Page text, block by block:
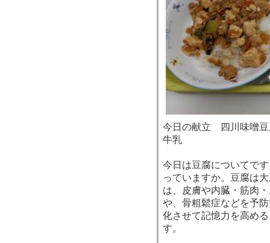
今日の献立 四川味噌
牛乳
今日は豆腐についてで
っていますか。豆腐は
は、皮膚や内臓・筋肉
や、骨粗鬆症などを予
化させて記憶力を高め
す。